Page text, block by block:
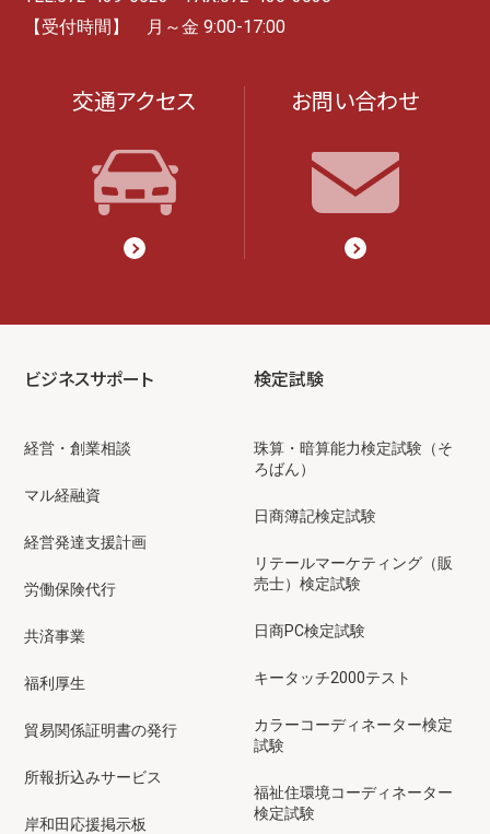
【受付時間】 月～金 9:00-17:00
交通アクセス お問い合わせ
ビジネスサポート
経営・創業相談
マル経融資
経営発達支援計画
労働保険代行
共済事業
福利厚生
貿易関係証明書の発行
所報折込みサービス
岸和田応援掲示板
検定試験
珠算・暗算能力検定試験（そ
ろばん）
日商簿記検定試験
リテールマーケティング（販
売士）検定試験
日商PC検定試験
キータッチ2000テスト
カラーコーディネーター検定
試験
福祉住環境コーディネーター
検定試験